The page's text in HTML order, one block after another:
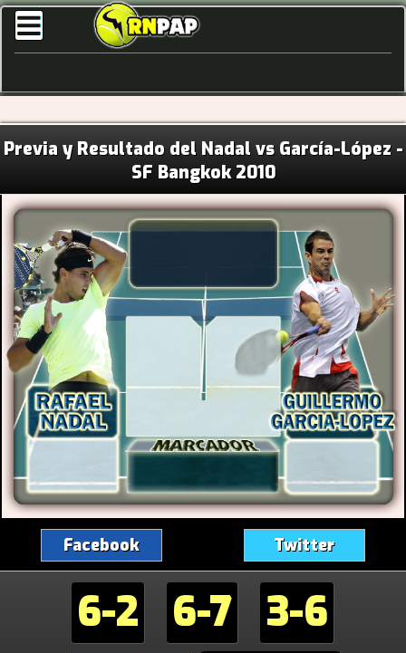
Previa y Resultado del Nadal vs García-López -
SF Bangkok 2010
Facebook Twitter
6-2 6-7 3-6